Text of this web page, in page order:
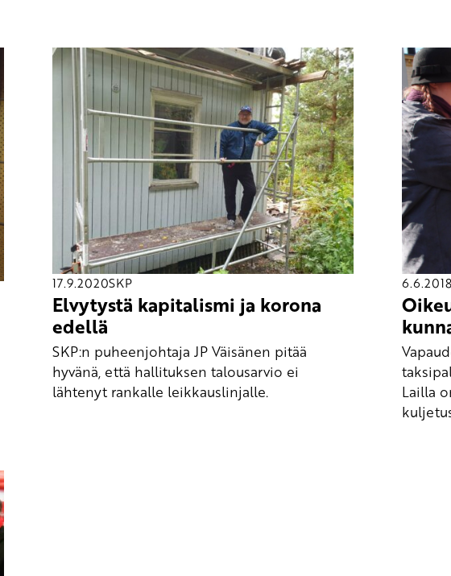
17.9.2020SKP
Elvytystä kapitalismi ja korona
edellä
SKP:n puheenjohtaja JP Väisänen pitää
hyvänä, että hallituksen talousarvio ei
lähtenyt rankalle leikkauslinjalle.
Lailla